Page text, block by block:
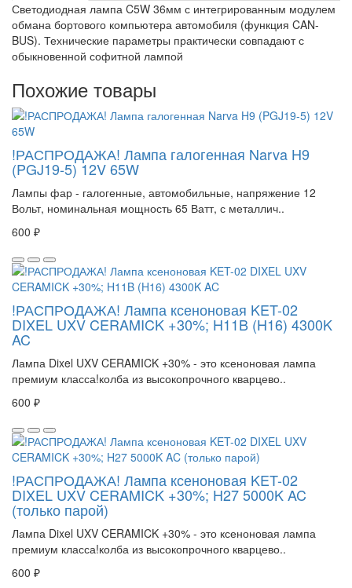
Светодиодная лампа C5W 36мм с интегрированным модулем
обмана бортового компьютера автомобиля (функция CAN-
BUS). Технические параметры практически совпадают с
обыкновенной софитной лампой
Похожие товары
!РАСПРОДАЖА! Лампа галогенная Narva H9
(PGJ19-5) 12V 65W
Лампы фар - галогенные, автомобильные, напряжение 12
Вольт, номинальная мощность 65 Ватт, с металлич..
600 ₽
!РАСПРОДАЖА! Лампа ксеноновая KET-02
DIXEL UXV CERAMICK +30%; H11B (H16) 4300K
AC
Лампа Dixel UXV CERAMICK +30% - это ксеноновая лампа
премиум класса!колба из высокопрочного кварцево..
600 ₽
!РАСПРОДАЖА! Лампа ксеноновая KET-02
DIXEL UXV CERAMICK +30%; H27 5000K AC
(только парой)
Лампа Dixel UXV CERAMICK +30% - это ксеноновая лампа
премиум класса!колба из высокопрочного кварцево..
600 ₽